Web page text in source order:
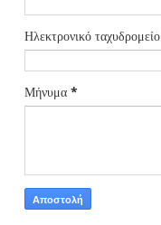
Ηλεκτρονικό ταχυδρομείο
Μήνυμα *